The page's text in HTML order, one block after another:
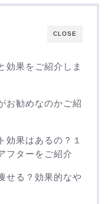
CLOSE
効果をご紹介しま
お勧めなのかご紹
効果はあるの？１
フターをご紹介
せる？効果的なや